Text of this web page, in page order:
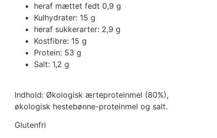
heraf mættet fedt 0,9 g
Kulhydrater: 15 g
heraf sukkerarter: 2,9 g
Kostfibre: 15 g
Protein: 53 g
Salt: 1,2 g
Indhold: Økologisk ærteproteinmel (80%),
økologisk hestebønne-proteinmel og salt.
Glutenfri